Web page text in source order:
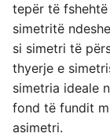
tepër të
simetritë
si simetri të
thyerje e
simetria ideale
fond të fundit
asimetri.